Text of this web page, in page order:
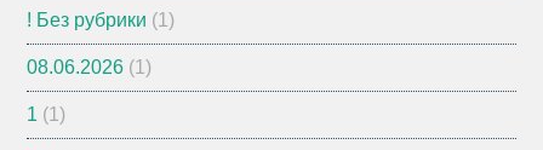
! Без рубрики (1)
08.06.2026 (1)
1 (1)